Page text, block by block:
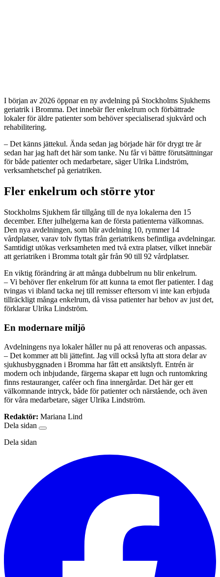
I början av 2026 öppnar en ny avdelning på Stockholms Sjukhems
geriatrik i Bromma. Det innebär fler enkelrum och förbättrade
lokaler för äldre patienter som behöver specialiserad sjukvård och
rehabilitering.
– Det känns jättekul. Ända sedan jag började här för drygt tre år
sedan har jag haft det här som tanke. Nu får vi bättre förutsättningar
för både patienter och medarbetare, säger Ulrika Lindström,
verksamhetschef på geriatriken.
Fler enkelrum och större ytor
Stockholms Sjukhem får tillgång till de nya lokalerna den 15
december. Efter julhelgerna kan de första patienterna välkomnas.
Den nya avdelningen, som blir avdelning 10, rymmer 14
vårdplatser, varav tolv flyttas från geriatrikens befintliga avdelningar.
Samtidigt utökas verksamheten med två extra platser, vilket innebär
att geriatriken i Bromma totalt går från 90 till 92 vårdplatser.
En viktig förändring är att många dubbelrum nu blir enkelrum.
– Vi behöver fler enkelrum för att kunna ta emot fler patienter. I dag
tvingas vi ibland tacka nej till remisser eftersom vi inte kan erbjuda
tillräckligt många enkelrum, då vissa patienter har behov av just det,
förklarar Ulrika Lindström.
En modernare miljö
Avdelningens nya lokaler håller nu på att renoveras och anpassas.
– Det kommer att bli jättefint. Jag vill också lyfta att stora delar av
sjukhusbyggnaden i Bromma har fått ett ansiktslyft. Entrén är
modern och inbjudande, färgerna skapar ett lugn och runtomkring
finns restauranger, caféer och fina innergårdar. Det här ger ett
välkomnande intryck, både för patienter och närstående, och även
för våra medarbetare, säger Ulrika Lindström.
Redaktör: Mariana Lind
Dela sidan
Dela sidan